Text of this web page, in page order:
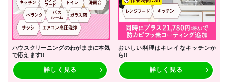
ハウスクリーニングのわがままに本気
で応えます!!
詳しく見る
おいしい料理はキレイなキッチンか
ら!!
詳しく見る